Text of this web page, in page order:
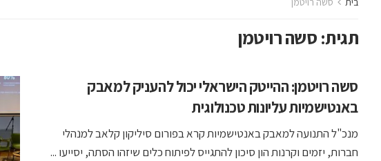
תגית: סשה רויטמן
סשה רויטמן: ההייטק הישראלי יכול להעניק למאבק
באנטישמיות עליונות טכנולוגית
מנכ"ל התנועה למאבק באנטישמיות קרא בפורום סיליקון קלאב למנהלי
חברות, יזמים וקרנות הון סיכון להתגייס לפיתוח כלים שיזהו הסתה, יסייעו ...